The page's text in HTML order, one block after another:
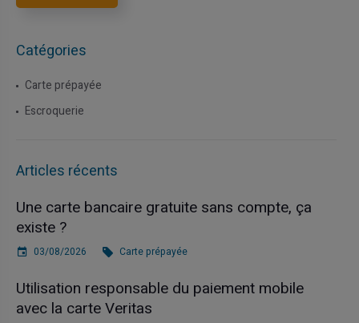
Catégories
Carte prépayée
Escroquerie
Articles récents
Une carte bancaire gratuite sans compte, ça
existe ?
03/08/2026 Carte prépayée
Utilisation responsable du paiement mobile
avec la carte Veritas